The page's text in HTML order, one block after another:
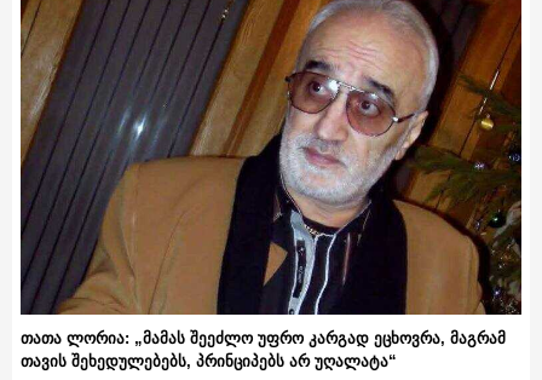
თათა ლორია: „მამას შეეძლო უფრო კარგად ეცხოვრა, მაგრამ
თავის შეხედულებებს, პრინციპებს არ უღალატა“